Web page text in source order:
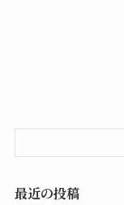
最近の投稿